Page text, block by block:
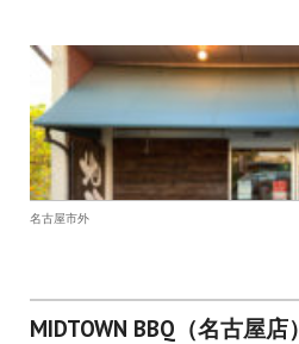
名古屋市外
MIDTOWN BBQ（名古屋店）